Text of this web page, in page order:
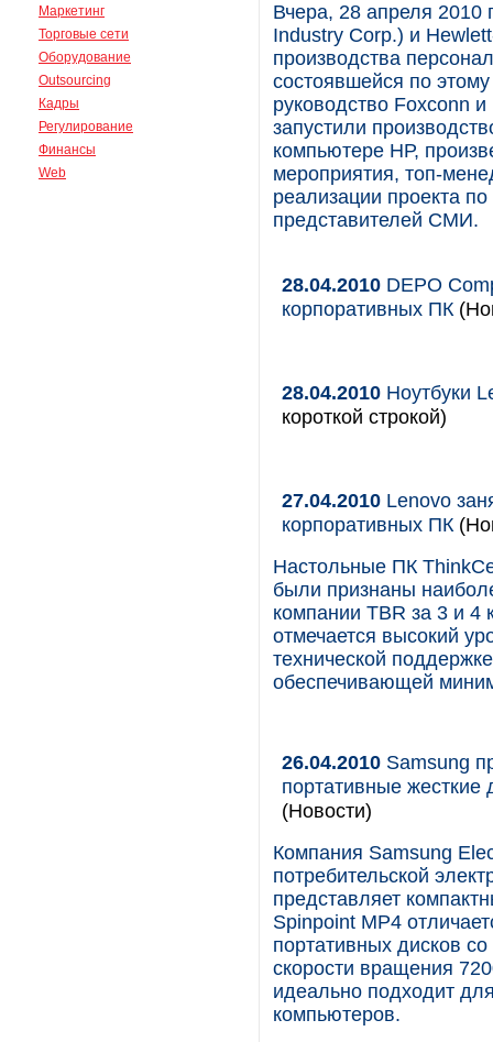
Маркетинг
Торговые сети
Оборудование
Outsourcing
Кадры
Регулирование
Финансы
Web
Вчера, 28 апреля 2010
Industry Corp.) и
производства
состоявшейся по
руководство Foxconn
запустили
компьютере НР,
мероприятия, топ-
реализации проекта
представителей СМИ.
28.04.2010 DEPO
корпоративных ПК
28.04.2010 Ноутбуки
короткой строкой)
27.04.2010 Lenovo
корпоративных ПК
Настольные ПК
были признаны
компании TBR за 3 и 4
отмечается высокий
технической
обеспечивающей
26.04.2010 Samsung
портативные жесткие
(Новости)
Компания Samsung
потребительской
представляет
Spinpoint MP4
портативных дисков
скорости вращения
идеально подходит
компьютеров.